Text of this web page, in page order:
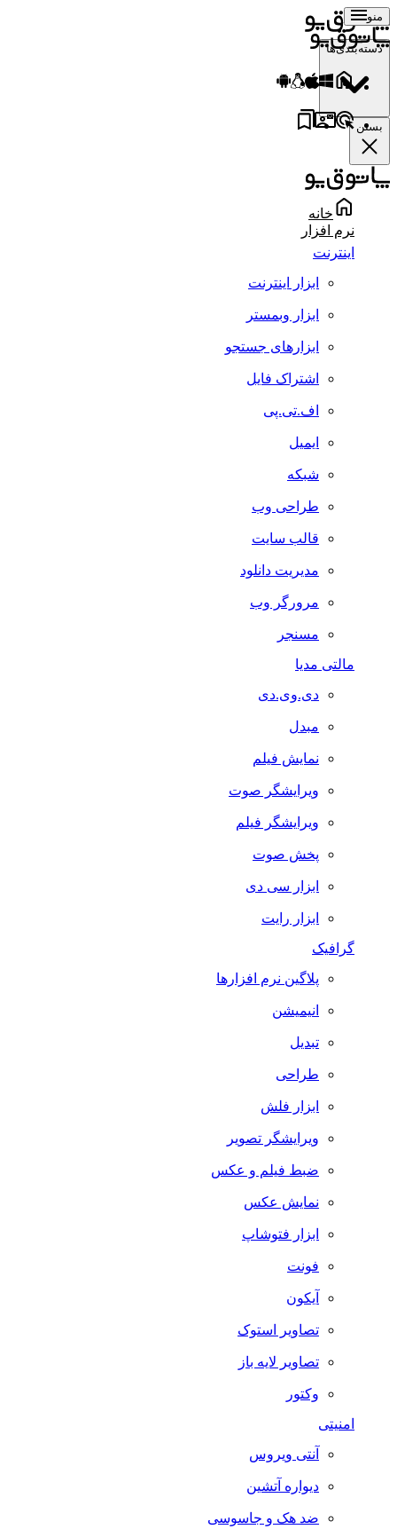
منو
دسته‌بندی‌ها
بستن
خانه
نرم افزار
اینترنت
ابزار اینترنت
ابزار وبمستر
ابزارهای جستجو
اشتراک فایل
اف.تی.پی
ایمیل
شبکه
طراحی وب
قالب سایت
مدیریت دانلود
مرورگر وب
مسنجر
مالتی مدیا
دی.وی.دی
مبدل
نمایش فیلم
ویرایشگر صوت
ویرایشگر فیلم
پخش صوت
ابزار سی دی
ابزار رایت
گرافیک
پلاگین نرم افزارها
انیمیشن
تبدیل
طراحی
ابزار فلش
ویرایشگر تصویر
ضبط فيلم و عكس
نمایش عکس
ابزار فتوشاپ
فونت
آیکون
تصاویر استوک
تصاویر لایه باز
وکتور
امنیتی
آنتی ویروس
دیواره آتشین
ضد هک و جاسوسی